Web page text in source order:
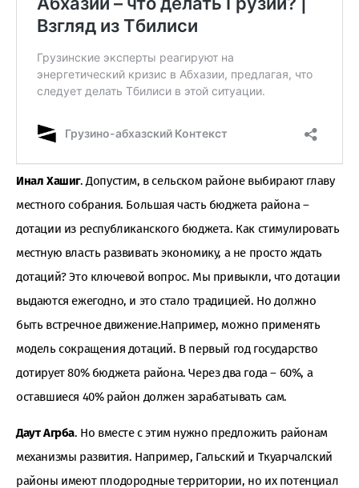
Инал Хашиг. Допустим, в сельском районе выбирают главу
местного собрания. Большая часть бюджета района –
дотации из республиканского бюджета. Как стимулировать
местную власть развивать экономику, а не просто ждать
дотаций? Это ключевой вопрос. Мы привыкли, что дотации
выдаются ежегодно, и это стало традицией. Но должно
быть встречное движение.Например, можно применять
модель сокращения дотаций. В первый год государство
дотирует 80% бюджета района. Через два года – 60%, а
оставшиеся 40% район должен зарабатывать сам.
Даут Агрба. Но вместе с этим нужно предложить районам
механизмы развития. Например, Гальский и Ткуарчалский
районы имеют плодородные территории, но их потенциал